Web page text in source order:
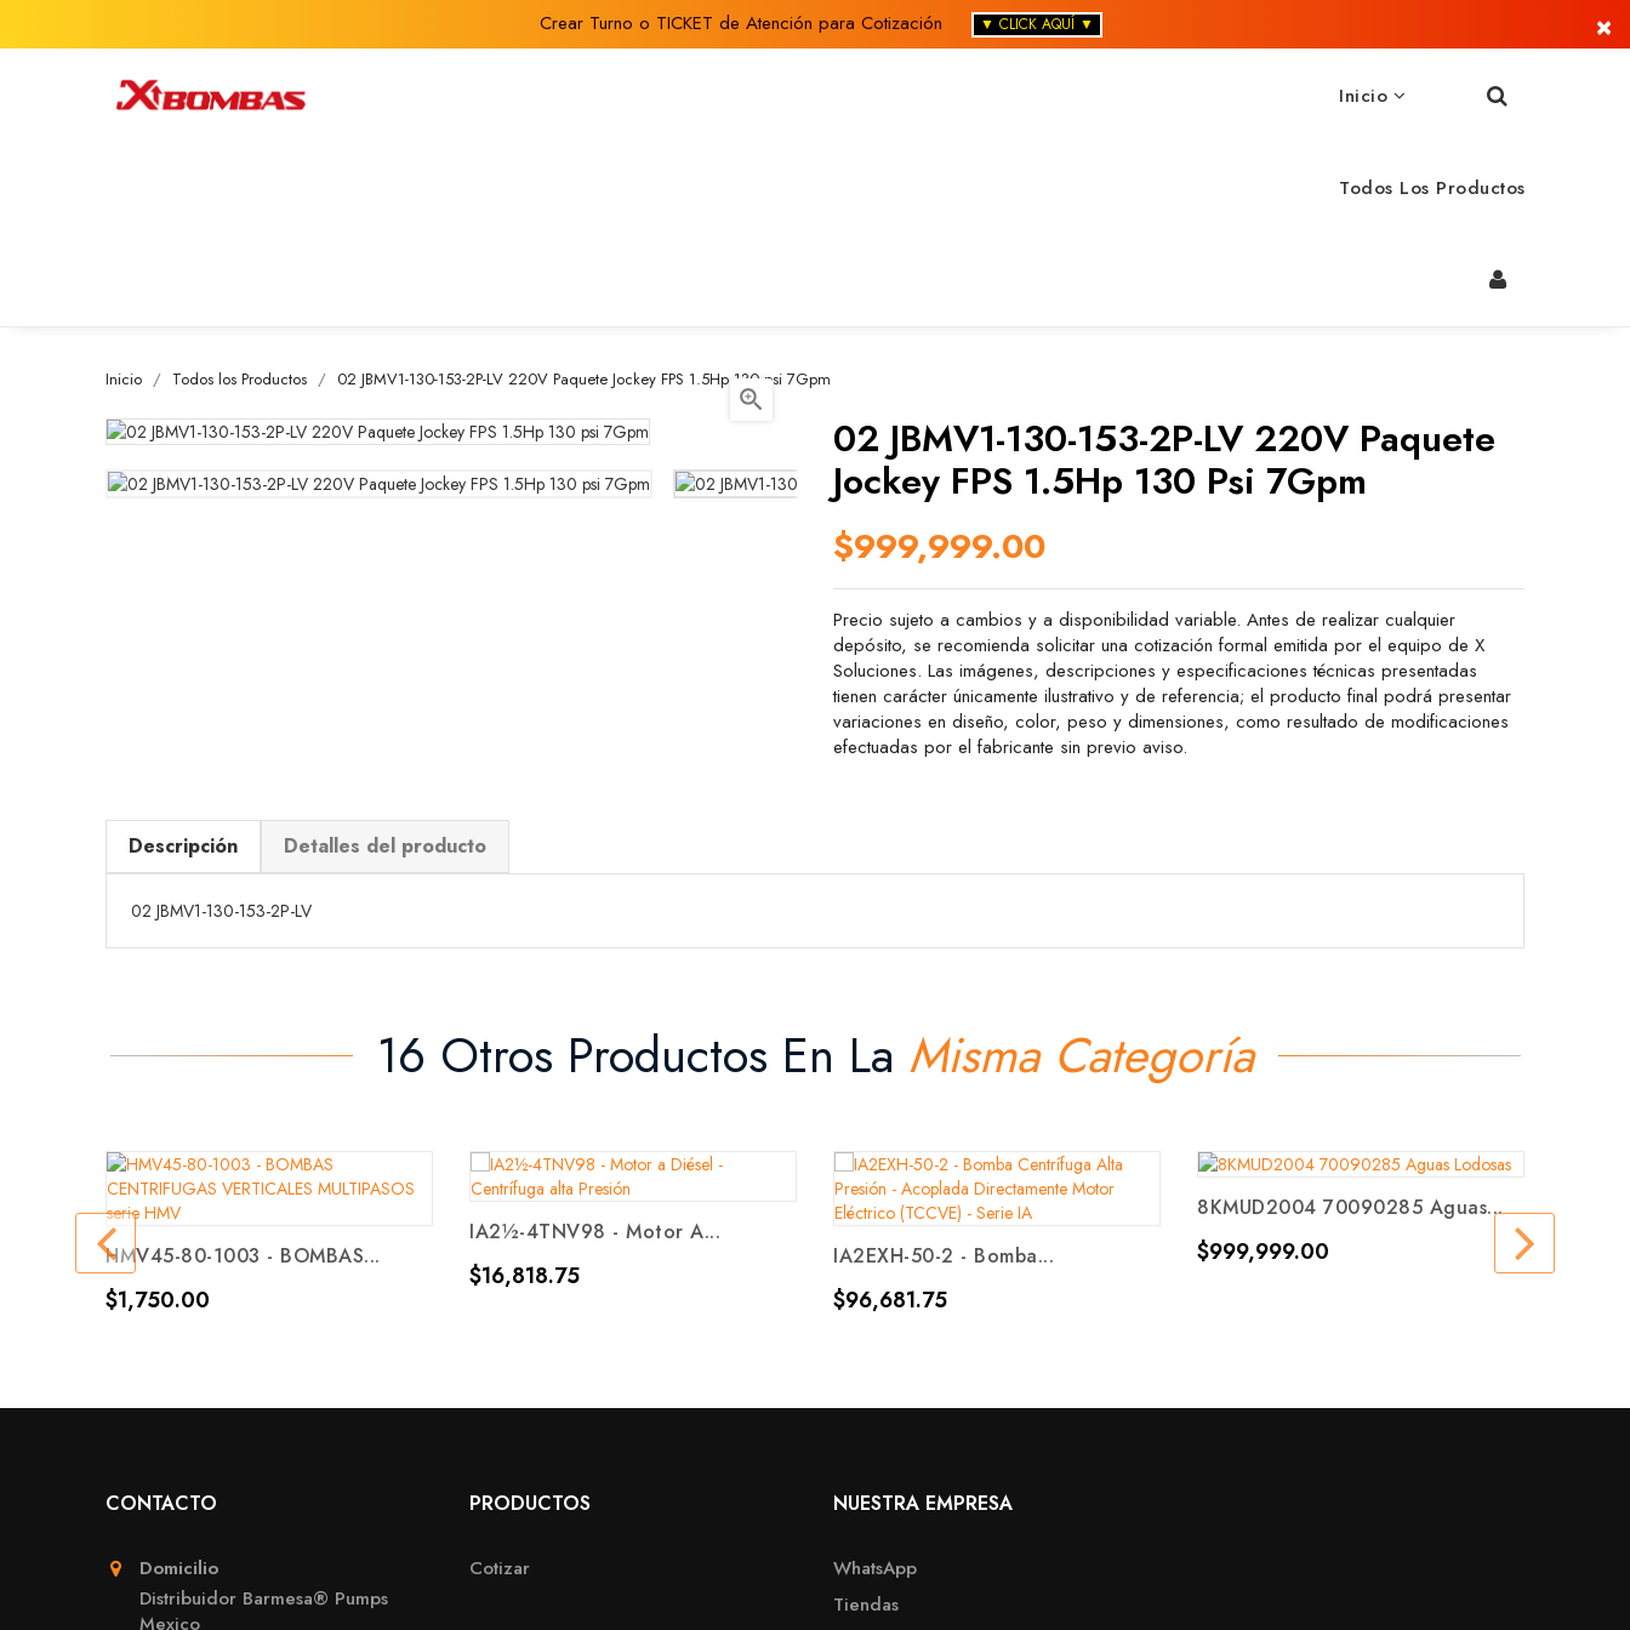
×
Crear Turno o TICKET de Atención para Cotización ▼ CLICK AQUÍ ▼
Inicio
Todos Los Productos
Inicio Todos los Productos 02 JBMV1-130-153-2P-LV 220V Paquete Jockey FPS 1.5Hp 130 psi 7Gpm

02 JBMV1-130-153-2P-LV 220V Paquete
Jockey FPS 1.5Hp 130 Psi 7Gpm
$999,999.00
Precio sujeto a cambios y a disponibilidad variable. Antes de realizar cualquier
depósito, se recomienda solicitar una cotización formal emitida por el equipo de X
Soluciones. Las imágenes, descripciones y especificaciones técnicas presentadas
tienen carácter únicamente ilustrativo y de referencia; el producto final podrá presentar
variaciones en diseño, color, peso y dimensiones, como resultado de modificaciones
efectuadas por el fabricante sin previo aviso.
Descripción Detalles del producto
02 JBMV1-130-153-2P-LV
16 Otros Productos En La Misma Categoría
HMV45-80-1003 - BOMBAS...
Precio
$1,750.00
IA2½-4TNV98 - Motor A...
Precio
$16,818.75
IA2EXH-50-2 - Bomba...
Precio
$96,681.75
8KMUD2004 70090285 Aguas...
Precio
$999,999.00
CONTACTO
Domicilio
Distribuidor Barmesa® Pumps
Mexico
PRODUCTOS
Cotizar
NUESTRA EMPRESA
WhatsApp
Tiendas